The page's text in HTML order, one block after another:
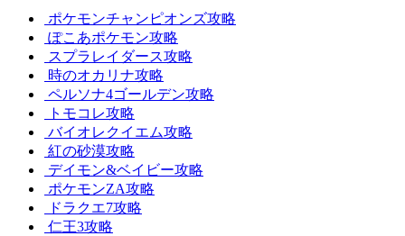
ポケモンチャンピオンズ攻略
ぽこあポケモン攻略
スプラレイダース攻略
時のオカリナ攻略
ペルソナ4ゴールデン攻略
トモコレ攻略
バイオレクイエム攻略
紅の砂漠攻略
デイモン&ベイビー攻略
ポケモンZA攻略
ドラクエ7攻略
仁王3攻略